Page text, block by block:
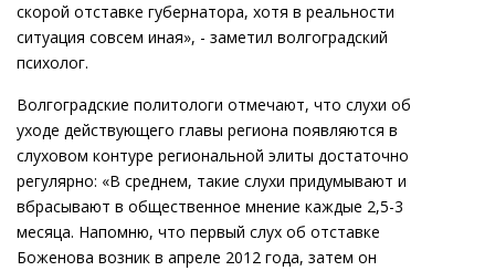
скорой отставке губернатора, хотя в реальности
ситуация совсем иная», - заметил волгоградский
психолог.
Волгоградские политологи отмечают, что слухи об
уходе действующего главы региона появляются в
слуховом контуре региональной элиты достаточно
регулярно: «В среднем, такие слухи придумывают и
вбрасывают в общественное мнение каждые 2,5-3
месяца. Напомню, что первый слух об отставке
Боженова возник в апреле 2012 года, затем он